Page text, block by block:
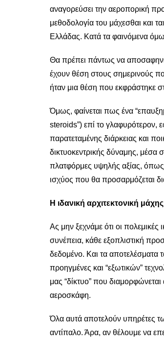
αναγορεύσει την αεροπορική
μεθοδολογία του μάχεσθαι και
Ελλάδας. Κατά τα φαινόμενα
Θα πρέπει πάντως να
έχουν θέση στους σημερινούς
ήταν μια θέση που εκφράστηκε
Όμως, φαίνεται πως ένα
steroids”) επί το γλαφυρότερον,
παρατεταμένης διάρκειας και
δικτυοκεντρικής δύναμης, μέσα
πλατφόρμες υψηλής αξίας, όπως
ισχύος που θα προσαρμόζεται
Η ιδανική αρχιτεκτονική μάχης
Ας μην ξεχνάμε ότι οι
συνέπεια, κάθε εξοπλιστική
δεδομένο. Και τα αποτελέσματα
προηγμένες και “εξωτικών”
μας “δίκτυο” που
αεροσκάφη.
Όλα αυτά αποτελούν υπηρέτες
αντίπαλο. Άρα, αν θέλουμε να